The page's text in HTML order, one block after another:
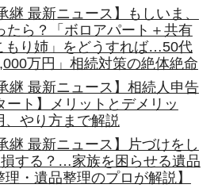
継 最新ニュース】もしいま、
たら？「ボロアパート＋共有
もり姉」をどうすれば…50代
万円」相続対策の絶体絶命
継 最新ニュース】相続人申告
ート】メリットとデメリッ
やり方まで解説
継 最新ニュース】片づけをし
する？…家族を困らせる遺品
・遺品整理のプロが解説】